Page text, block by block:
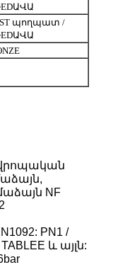
պողպատ /
NF
PN1 /
և այլն: